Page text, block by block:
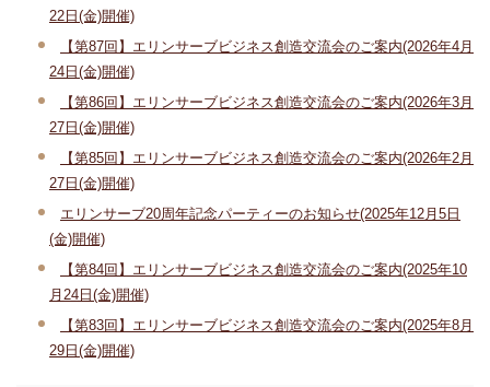
22日(金)開催)
【第87回】エリンサーブビジネス創造交流会のご案内(2026年4月
24日(金)開催)
【第86回】エリンサーブビジネス創造交流会のご案内(2026年3月
27日(金)開催)
【第85回】エリンサーブビジネス創造交流会のご案内(2026年2月
27日(金)開催)
エリンサーブ20周年記念パーティーのお知らせ(2025年12月5日
(金)開催)
【第84回】エリンサーブビジネス創造交流会のご案内(2025年10
月24日(金)開催)
【第83回】エリンサーブビジネス創造交流会のご案内(2025年8月
29日(金)開催)